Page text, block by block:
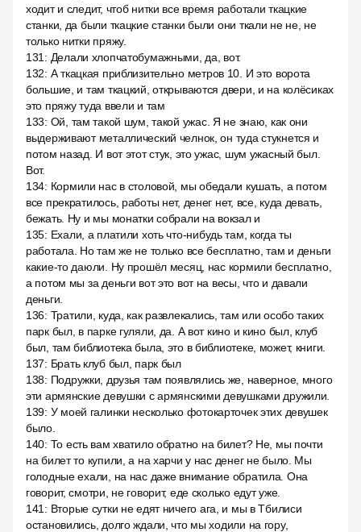
ходит и следит, чтоб нитки все время работали ткацкие
станки, да были ткацкие станки были они ткали не не, не
только нитки пряжу.
131 : Делали хлопчатобумажными, да, вот.
132: А ткацкая приблизительно метров 10. И это ворота
большие, и там ткацкий, открываются двери, и на колёсиках
это пряжу туда ввели и там
133: Ой, там такой шум, такой ужас. Я не знаю, как они
выдерживают металлический челнок, он туда стукнется и
потом назад. И вот этот стук, это ужас, шум ужасный был.
Вот.
134: Кормили нас в столовой, мы обедали кушать, а потом
все прекратилось, работы нет, денег нет, все, куда девать,
бежать. Ну и мы монатки собрали на вокзал и
135: Ехали, а платили хоть что-нибудь там, когда ты
работала. Но там же не только все бесплатно, там и деньги
какие-то даюли. Ну прошёл месяц, нас кормили бесплатно,
а потом мы за деньги вот это вот на весы, что и давали
деньги.
136: Тратили, куда, как развлекались, там или особо таких
парк был, в парке гуляли, да. А вот кино и кино был, клуб
был, там библиотека была, это в библиотеке, может, книги.
137: Брать клуб был, парк был
138: Подружки, друзья там появлялись же, наверное, много
эти армянские девушки с армянскими девушками дружили.
139: У моей галинки несколько фотокарточек этих девушек
было.
140: То есть вам хватило обратно на билет? Не, мы почти
на билет то купили, а на харчи у нас денег не было. Мы
голодные ехали, на нас даже внимание обратила. Она
говорит, смотри, не говорит, еде сколько едут уже.
141 : Вторые сутки не едят ничего ага, и мы в Тбилиси
остановились, долго ждали, что мы ходили на гору,